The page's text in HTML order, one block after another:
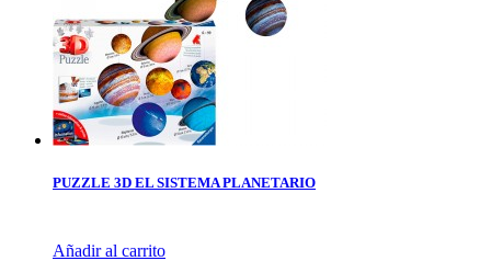
PUZZLE 3D EL SISTEMA PLANETARIO
Añadir al carrito